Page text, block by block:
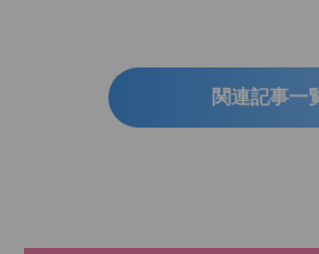
関連記事一